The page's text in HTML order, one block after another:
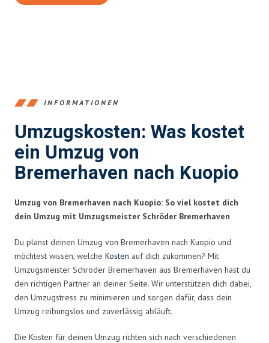
INFORMATIONEN
Umzugskosten: Was kostet
ein Umzug von
Bremerhaven nach Kuopio
Umzug von Bremerhaven nach Kuopio: So viel kostet dich
dein Umzug mit Umzugsmeister Schröder Bremerhaven
Du planst deinen Umzug von Bremerhaven nach Kuopio und
möchtest wissen, welche Kosten auf dich zukommen? Mit
Umzugsmeister Schröder Bremerhaven aus Bremerhaven hast du
den richtigen Partner an deiner Seite. Wir unterstützen dich dabei,
den Umzugstress zu minimieren und sorgen dafür, dass dein
Umzug reibungslos und zuverlässig abläuft.
Die Kosten für deinen Umzug richten sich nach verschiedenen